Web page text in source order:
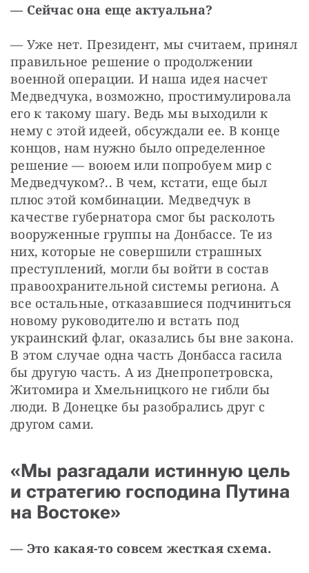
— Сейчас она еще актуальна?
— Уже нет. Президент, мы считаем, принял
правильное решение о продолжении
военной операции. И наша идея насчет
Медведчука, возможно, простимулировала
его к такому шагу. Ведь мы выходили к
нему с этой идеей, обсуждали ее. В конце
концов, нам нужно было определенное
решение — воюем или попробуем мир с
Медведчуком?.. В чем, кстати, еще был
плюс этой комбинации. Медведчук в
качестве губернатора смог бы расколоть
вооруженные группы на Донбассе. Те из
них, которые не совершили страшных
преступлений, могли бы войти в состав
правоохранительной системы региона. А
все остальные, отказавшиеся подчиниться
новому руководителю и встать под
украинский флаг, оказались бы вне закона.
В этом случае одна часть Донбасса гасила
бы другую часть. А из Днепропетровска,
Житомира и Хмельницкого не гибли бы
люди. В Донецке бы разобрались друг с
другом сами.
«Мы разгадали истинную цель
и стратегию господина Путина
на Востоке»
— Это какая-то совсем жесткая схема.